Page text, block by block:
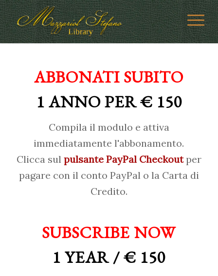
ABBONATI SUBITO
1 ANNO PER € 150
Compila il modulo e attiva
immediatamente l'abbonamento.
Clicca sul pulsante PayPal Checkoutper
pagare con il conto PayPal o la Carta di
Credito.
SUBSCRIBE NOW
1 YEAR / € 150